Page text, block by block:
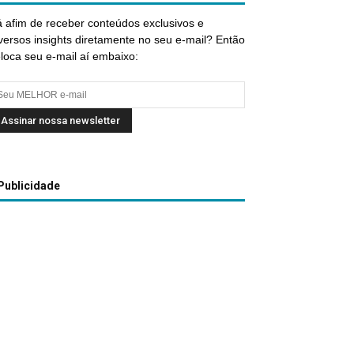
afim de receber conteúdos exclusivos e
insights diretamente no seu e-mail? Então
seu e-mail aí embaixo:
Publicidade